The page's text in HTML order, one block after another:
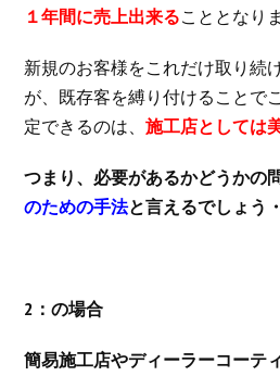
１年間に売上出来ることとなり
新規のお客様をこれだけ取り続
が、既存客を縛り付けることで
定できるのは、施工店としては
つまり、必要があるかどうかの
のための手法と言えるでしょう
2：の場合
簡易施工店やディーラーコーテ